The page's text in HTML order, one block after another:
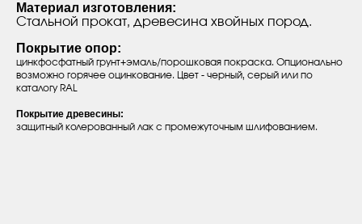
Материал изготовления:
Стальной прокат, древесина хвойных пород.
Покрытие опор:
цинкфосфатный грунт+эмаль/порошковая покраска. Опционально
возможно горячее оцинкование. Цвет - черный, серый или по
каталогу RAL
Покрытие древесины:
защитный колерованный лак с промежуточным шлифованием.